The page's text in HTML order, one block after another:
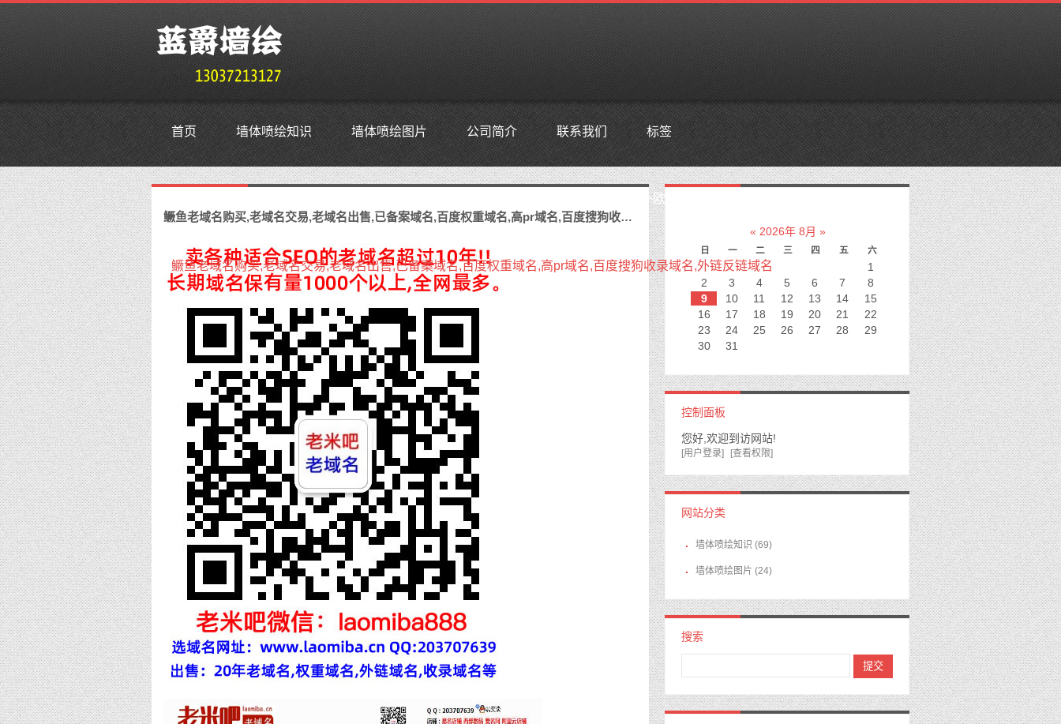
首页 墙体喷绘知识 墙体喷绘图片 公司简介 联系我们 标签
鳜鱼外贸抗投诉服务器,免投诉vps,防投诉主机空间,美国仿牌vps推荐仿牌空间主机,国外欧洲荷兰仿牌服务器
鳜鱼老域名购买,老域名交易,老域名出售,已备案域名,百度权重域名,高pr域名,百度搜狗收录域名,外链反链域名
鳜鱼老域名购买,老域名交易,老域名出售,已备案域名,百度权重域名,高pr域名,百度搜狗收录域名,外链反链域名
« 2026年 8月 »
日 一 二 三 四 五 六
1
2
3 4 5 6 7
8
9
10 11 12 13 14
15
16
17 18 19 20 21
22
23
24 25 26 27 28
29
30
31
控制面板
您好,欢迎到访网站!
[用户登录] [查看权限]
网站分类
墙体喷绘知识 (69)
墙体喷绘图片 (24)
搜索